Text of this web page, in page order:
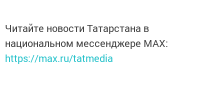
Читайте новости Татарстана в
национальном мессенджере MАХ:
https://max.ru/tatmedia